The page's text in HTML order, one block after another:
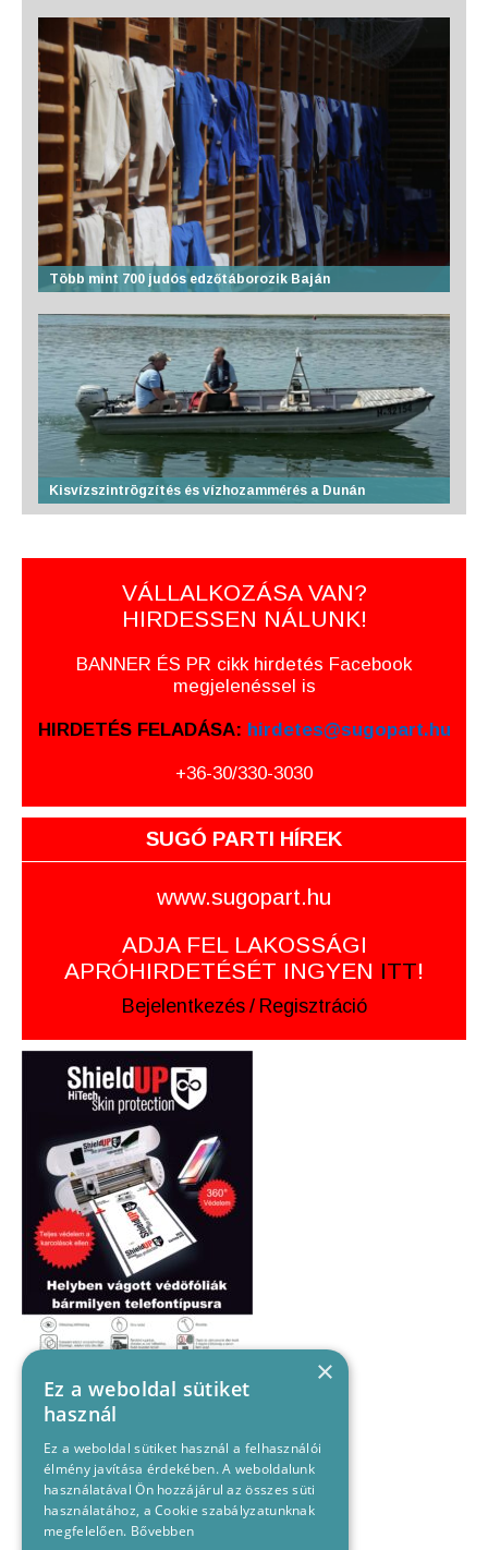
Több mint 700 judós edzőtáborozik Baján
Kisvízszintrögzítés és vízhozammérés a Dunán
VÁLLALKOZÁSA VAN?
HIRDESSEN NÁLUNK!
BANNER ÉS PR cikk hirdetés Facebook
megjelenéssel is
HIRDETÉS FELADÁSA: hirdetes@sugopart.hu
+36-30/330-3030
SUGÓ PARTI HÍREK
www.sugopart.hu
ADJA FEL LAKOSSÁGI
APRÓHIRDETÉSÉT INGYEN ITT!
Bejelentkezés / Regisztráció
×
Ez a weboldal sütiket
használ
Ez a weboldal sütiket használ a felhasználói
élmény javítása érdekében. A weboldalunk
használatával Ön hozzájárul az összes süti
használatához, a Cookie szabályzatunknak
megfelelően. Bővebben